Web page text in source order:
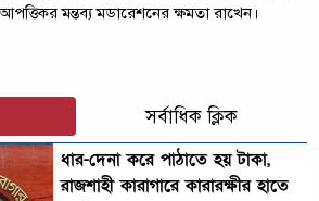
মন্তব্য মডারেশনের ক্ষমতা রাখেন।
সর্বাধিক ক্লিক
ধার-দেনা করে পাঠাতে হয় টাকা,
রাজশাহী কারাগারে কারারক্ষীর হাতে